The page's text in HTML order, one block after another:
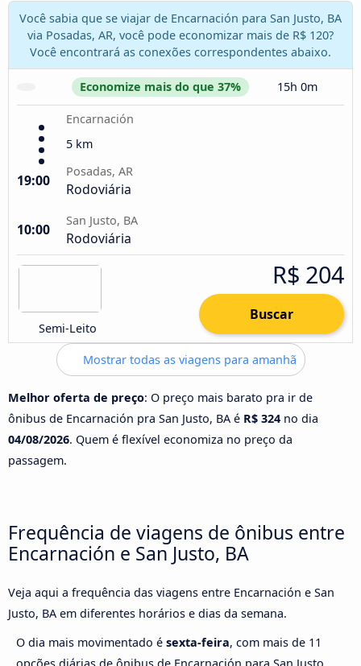
Você sabia que se viajar de Encarnación para San Justo, BA
via Posadas, AR, você pode economizar mais de R$ 120?
Você encontrará as conexões correspondentes abaixo.
Economize mais do que 37% 15h 0m
Encarnación
5 km
19:00
Posadas, AR
Rodoviária
10:00
San Justo, BA
Rodoviária
Semi-Leito
R$ 204
Buscar
Mostrar todas as viagens para amanhã
Melhor oferta de preço: O preço mais barato pra ir de
ônibus de Encarnación pra San Justo, BA é R$ 324 no dia
04/08/2026. Quem é flexível economiza no preço da
passagem.
Frequência de viagens de ônibus entre
Encarnación e San Justo, BA
Veja aqui a frequência das viagens entre Encarnación e San
Justo, BA em diferentes horários e dias da semana.
O dia mais movimentado é sexta-feira, com mais de 11